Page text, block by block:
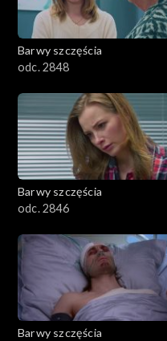
Barwy szczęścia
odc. 2848
Barwy szczęścia
odc. 2846
Barwy szczęścia